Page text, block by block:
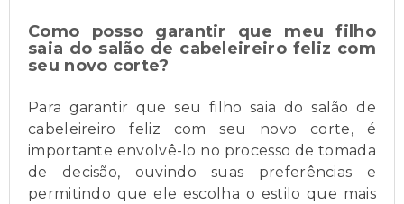
Como posso garantir que meu filho
saia do salão de cabeleireiro feliz com
seu novo corte?
Para garantir que seu filho saia do salão de
cabeleireiro feliz com seu novo corte, é
importante envolvê-lo no processo de tomada
de decisão, ouvindo suas preferências e
permitindo que ele escolha o estilo que mais